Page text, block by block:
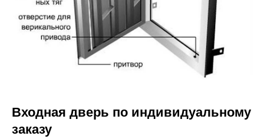
Входная дверь по индивидуальному
заказу